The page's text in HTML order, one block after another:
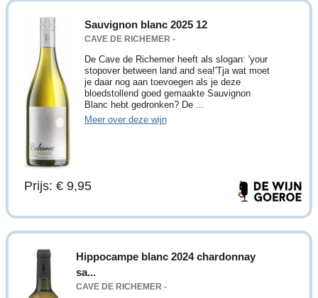
Sauvignon blanc 2025 12
CAVE DE RICHEMER -
De Cave de Richemer heeft als slogan: 'your
stopover between land and sea!'Tja wat moet
je daar nog aan toevoegen als je deze
bloedstollend goed gemaakte Sauvignon
Blanc hebt gedronken? De ...
Meer over deze wijn
Prijs: € 9,95
Hippocampe blanc 2024 chardonnay
sa...
CAVE DE RICHEMER -